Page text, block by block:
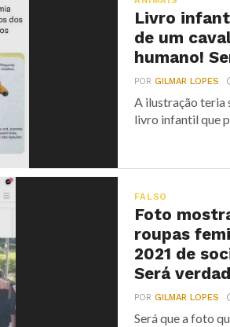
Livro
de um
humano!
PORGILMAR LOPES
A ilustração teria
livro infantil que
FALSO
Foto
roupas
2021 de
Será
PORGILMAR LOPES
Será que a foto